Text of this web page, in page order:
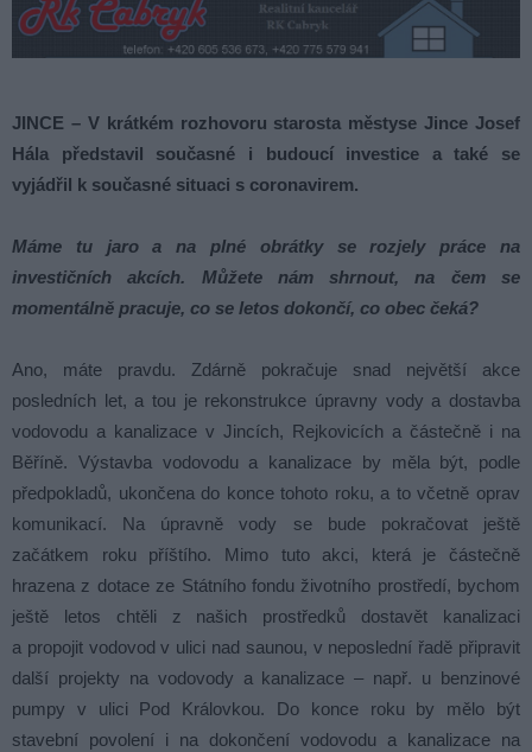
JINCE – V krátkém rozhovoru starosta městyse Jince Josef
Hála představil současné i budoucí investice a také se
vyjádřil k současné situaci s coronavirem.
Máme tu jaro a na plné obrátky se rozjely práce na
investičních akcích. Můžete nám shrnout, na čem se
momentálně pracuje, co se letos dokončí, co obec čeká?
Ano, máte pravdu. Zdárně pokračuje snad největší akce
posledních let, a tou je rekonstrukce úpravny vody a dostavba
vodovodu a kanalizace v Jincích, Rejkovicích a částečně i na
Běříně. Výstavba vodovodu a kanalizace by měla být, podle
předpokladů, ukončena do konce tohoto roku, a to včetně oprav
komunikací. Na úpravně vody se bude pokračovat ještě
začátkem roku příštího. Mimo tuto akci, která je částečně
hrazena z dotace ze Státního fondu životního prostředí, bychom
ještě letos chtěli z našich prostředků dostavět kanalizaci
a propojit vodovod v ulici nad saunou, v neposlední řadě připravit
další projekty na vodovody a kanalizace – např. u benzinové
pumpy v ulici Pod Královkou. Do konce roku by mělo být
stavební povolení i na dokončení vodovodu a kanalizace na